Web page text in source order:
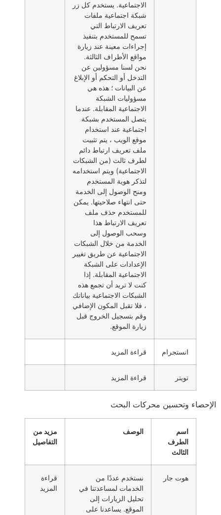
الاجتماعية. يستخدم كل زر
شبكة اجتماعية ملفات
تعريف الارتباط التي
تسمح للمستخدم بتنفيذ
إجراءات معينة عند زيارة
مواقع الأطراف الثالثة.
نحن لسنا مسؤولين عن
التدخل أو التحكم أو الإبلاغ
عن البيانات ؛ هذه هي
مسؤوليات الشبكة
الاجتماعية المقابلة. عندما
يتصل المستخدم بشبكة
اجتماعية عند استخدام
موقع الويب ، يتم تثبيت
ملف تعريف ارتباط دائم
لطرف ثالث (من الشبكات
الاجتماعية) ويتم استخدامه
لتذكر هوية المستخدم
ومنح الوصول إلى الخدمة
حتى انتهاء صلاحيتها. يمكن
للمستخدم حذف ملف
تعريف الارتباط هذا
وسحب الوصول إلى
الخدمة من خلال الشبكات
الاجتماعية عن طريق تغيير
الإعدادات على الشبكة
الاجتماعية المقابلة. إذا
كنت لا تريد أن تجمع هذه
الشبكات الاجتماعية بياناتك
، فلا تقبل المكون الإضافي
وقم بتسجيل الخروج قبل
زيارة الموقع.
انستجرام قراءة المزيد
تويتر قراءة المزيد
الإحصاء وتحسين محركات البحث
اسم
الطرف
الثالث
الوصف
مزيد من
التفاصيل
هوت جار
نستخدم عددًا من
الخدمات لمساعدتنا في
تحليل الزيارات إلى
الموقع. يساعدنا على
قراءة
المزيد